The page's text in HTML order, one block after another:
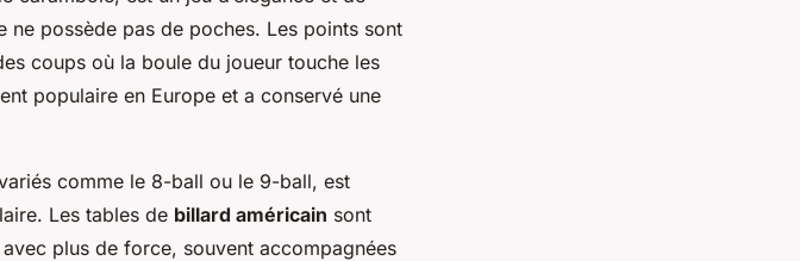
ne possède pas de poches. Les points sont
coups où la boule du joueur touche les
populaire en Europe et a conservé une
comme le 8-ball ou le 9-ball, est
Les tables de billard américain sont
plus de force, souvent accompagnées